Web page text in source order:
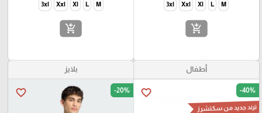
M
L
Xl
Xxl
3xl
add_shopping_cart
M
L
Xl
Xxl
3xl
add_shopping_cart
أطفال
favorite_border -40%
ترند جديد من سكتشرز
بلايز
favorite_border -20%